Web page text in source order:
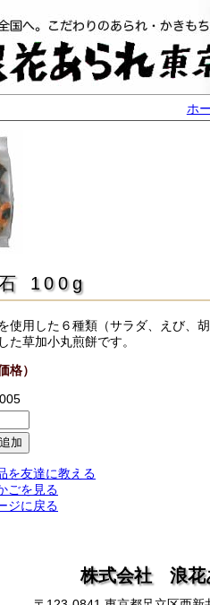
ホ
100g
使用した６種類（サラダ、えび、
た草加小丸煎餅です。
格）
を友達に教える
ごを見る
ジに戻る
株式会社 浪花